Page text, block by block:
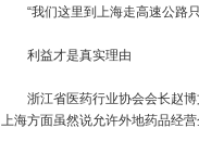
“我们这里到上海走高速公路只
利益才是真实理由
浙江省医药行业协会会长赵博
上海方面虽然说允许外地药品经